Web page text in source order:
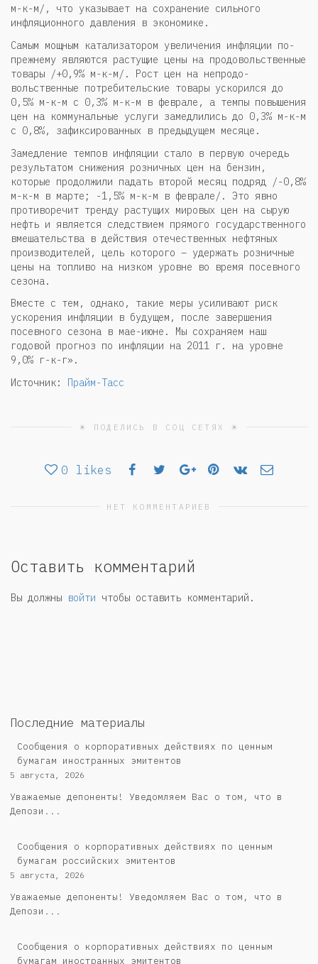
м-к-м/, что указывает на сохранение сильного
инфляционного давления в экономике.
Самым мощным катализатором увеличения инфляции по-
прежнему являются ра­стущие цены на продовольственные
товары /+0,9% м-к-м/. Рост цен на непродо­
вольственные потребительские товары ускорился до
0,5% м-к-м с 0,3% м-к-м в феврале, а темпы повышения
цен на коммунальные услуги замедлились до 0,3% м-к-м
с 0,8%, зафиксированных в предыдущем месяце.
Замедление темпов инфляции стало в первую очередь
результатом снижения розничных цен на бензин,
которые продолжили падать второй месяц подряд /-0,8%
м-к-м в марте; -1,5% м-к-м в феврале/. Это явно
противоречит тренду ра­стущих мировых цен на сырую
нефть и является следствием прямого государ­ственного
вмешательства в действия отечественных нефтяных
производителей, цель которого – удержать розничные
цены на топливо на низком уровне во вре­мя посевного
сезона.
Вместе с тем, однако, такие меры усиливают риск
ускоре­ния инфляции в будущем, после завершения
посевного сезона в мае-июне. Мы сохраняем наш
годовой прогноз по инфляции на 2011 г. на уровне
9,0% г-к-г».
Источник:
Прайм-Тасс
☀ ПОДЕЛИСЬ В СОЦ СЕТЯХ ☀
0 likes
НЕТ КОММЕНТАРИЕВ
Оставить комментарий
Вы должны войти чтобы оставить комментарий.
Последние материалы
Сообщения о корпоративных действиях по ценным
бумагам иностранных эмитентов
5 августа, 2026
Уважаемые депоненты! Уведомляем Вас о том, что в
Депози...
Cообщения о корпоративных действиях по ценным
бумагам российских эмитентов
5 августа, 2026
Уважаемые депоненты! Уведомляем Вас о том, что в
Депози...
Сообщения о корпоративных действиях по ценным
бумагам иностранных эмитентов